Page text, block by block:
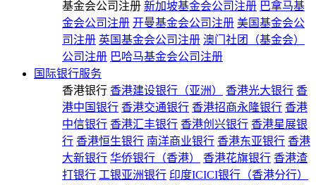
基金会公司注册 新加坡基金会公司注册 巴拿马基
金会公司注册 开曼基金会公司注册 美国基金会公
司注册 英国基金会公司注册 澳门社团（基金会）
公司注册 巴哈马基金会公司注册
国际银行服务
香港银行 香港建设银行（亚洲） 香港光大银行 香
港中国银行 香港交通银行 香港招商永隆银行 香港
中信银行 香港汇丰银行 香港创兴银行 香港星展银
行 香港恒生银行 南洋商业银行 香港东亚银行 香港
大新银行 华侨银行（香港） 香港花旗银行 香港渣
打银行 工银亚洲银行 印度ICICI银行（香港分行）